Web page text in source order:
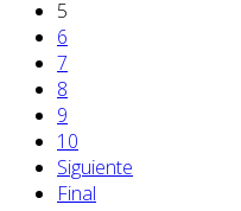
5
6
7
8
9
10
Siguiente
Final